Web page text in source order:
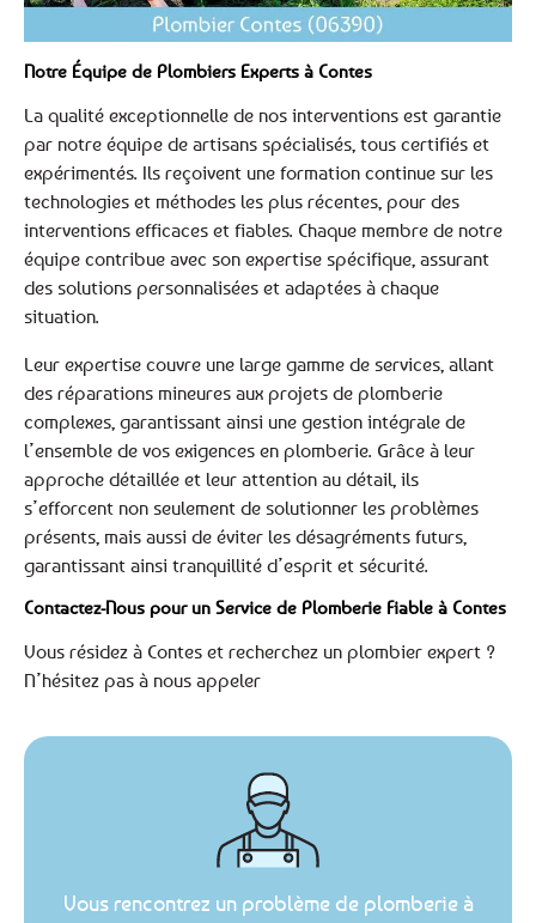
Notre Équipe de Plombiers Experts à Contes
La qualité exceptionnelle de nos interventions est garantie
par notre équipe de artisans spécialisés, tous certifiés et
expérimentés. Ils reçoivent une formation continue sur les
technologies et méthodes les plus récentes, pour des
interventions efficaces et fiables. Chaque membre de notre
équipe contribue avec son expertise spécifique, assurant
des solutions personnalisées et adaptées à chaque
situation.
Leur expertise couvre une large gamme de services, allant
des réparations mineures aux projets de plomberie
complexes, garantissant ainsi une gestion intégrale de
l’ensemble de vos exigences en plomberie. Grâce à leur
approche détaillée et leur attention au détail, ils
s’efforcent non seulement de solutionner les problèmes
présents, mais aussi de éviter les désagréments futurs,
garantissant ainsi tranquillité d’esprit et sécurité.
Contactez-Nous pour un Service de Plomberie Fiable à Contes
Vous résidez à Contes et recherchez un plombier expert ?
N’hésitez pas à nous appeler
Vous rencontrez un problème de plomberie à